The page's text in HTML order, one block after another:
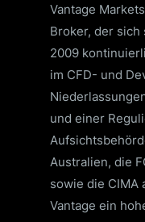
Vantage
Broker, der
2009
im CFD- und
und einer
Australien, die
sowie die CIMA
Vantage ein